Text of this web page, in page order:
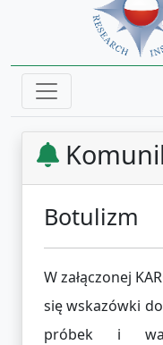
Botulizm
W załączonej
się wskazówki
próbek i